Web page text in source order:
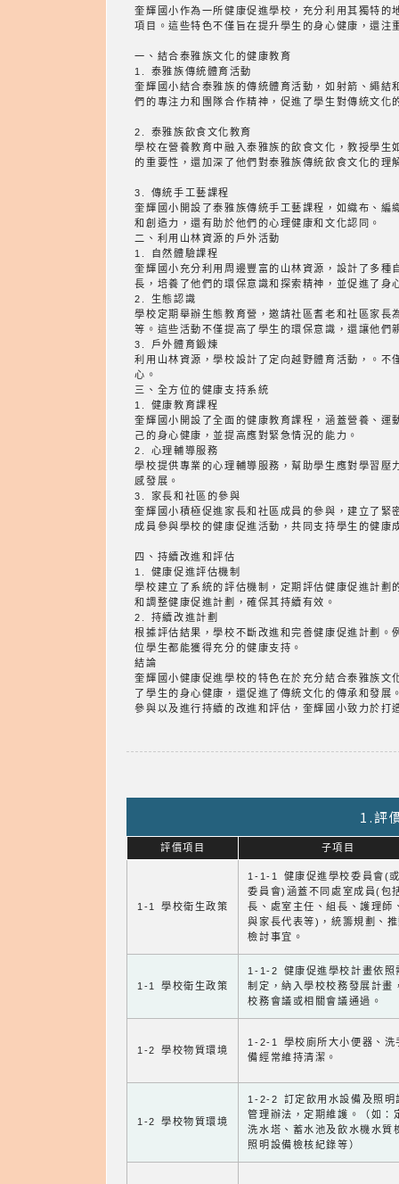
奎輝國小作為一所健康促進學校，充分利用其獨特
項目。這些特色不僅旨在提升學生的身心健康，還
一、結合泰雅族文化的健康教育
1. 泰雅族傳統體育活動
奎輝國小結合泰雅族的傳統體育活動，如射箭、繩
們的專注力和團隊合作精神，促進了學生對傳統文化
2. 泰雅族飲食文化教育
學校在營養教育中融入泰雅族的飲食文化，教授學
的重要性，還加深了他們對泰雅族傳統飲食文化的理
3. 傳統手工藝課程
奎輝國小開設了泰雅族傳統手工藝課程，如織布、
和創造力，還有助於他們的心理健康和文化認同。
二、利用山林資源的戶外活動
1. 自然體驗課程
奎輝國小充分利用周邊豐富的山林資源，設計了多
長，培養了他們的環保意識和探索精神，並促進了身
2. 生態認識
學校定期舉辦生態教育營，邀請社區耆老和社區家
等。這些活動不僅提高了學生的環保意識，還讓他們
3. 戶外體育鍛煉
利用山林資源，學校設計了定向越野體育活動，。
心。
三、全方位的健康支持系統
1. 健康教育課程
奎輝國小開設了全面的健康教育課程，涵蓋營養、
己的身心健康，並提高應對緊急情況的能力。
2. 心理輔導服務
學校提供專業的心理輔導服務，幫助學生應對學習
感發展。
3. 家長和社區的參與
奎輝國小積極促進家長和社區成員的參與，建立了
成員參與學校的健康促進活動，共同支持學生的健康
四、持續改進和評估
1. 健康促進評估機制
學校建立了系統的評估機制，定期評估健康促進計
和調整健康促進計劃，確保其持續有效。
2. 持續改進計劃
根據評估結果，學校不斷改進和完善健康促進計劃
位學生都能獲得充分的健康支持。
結論
奎輝國小健康促進學校的特色在於充分結合泰雅族
了學生的身心健康，還促進了傳統文化的傳承和發
參與以及進行持續的改進和評估，奎輝國小致力於
1.評
評價項目 子項目
1-1 學校衛生政策
1-1-1 健康促進學校委員會(
委員會)涵蓋不同處室成員(包
長、處室主任、組長、護理師
與家長代表等)，統籌規劃、
檢討事宜。
1-1 學校衛生政策
1-1-2 健康促進學校計畫依照
制定，納入學校校務發展計畫
校務會議或相關會議通過。
1-2 學校物質環境
1-2-1 學校廁所大小便器、洗
備經常維持清潔。
1-2 學校物質環境
1-2-2 訂定飲用水設備及照明
管理辦法，定期維護。（如：
洗水塔、蓄水池及飲水機水質
照明設備檢核紀錄等）